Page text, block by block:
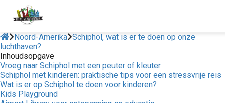
Noord-Amerika Schiphol, wat is er te doen op onze
luchthaven?
Inhoudsopgave
Vroeg naar Schiphol met een peuter of kleuter
Schiphol met kinderen: praktische tips voor een stressvrije reis
Wat is er op Schiphol te doen voor kinderen?
Kids Playground